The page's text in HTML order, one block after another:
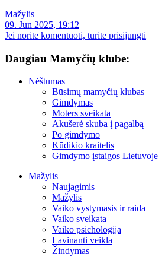
Mažylis
09. Jun 2025, 19:12
Jei norite komentuoti, turite prisijungti
Daugiau Mamyčių klube:
Nėštumas
Būsimų mamyčių klubas
Gimdymas
Moters sveikata
Akušerė skuba į pagalbą
Po gimdymo
Kūdikio kraitelis
Gimdymo įstaigos Lietuvoje
Mažylis
Naujagimis
Mažylis
Vaiko vystymasis ir raida
Vaiko sveikata
Vaiko psichologija
Lavinanti veikla
Žindymas